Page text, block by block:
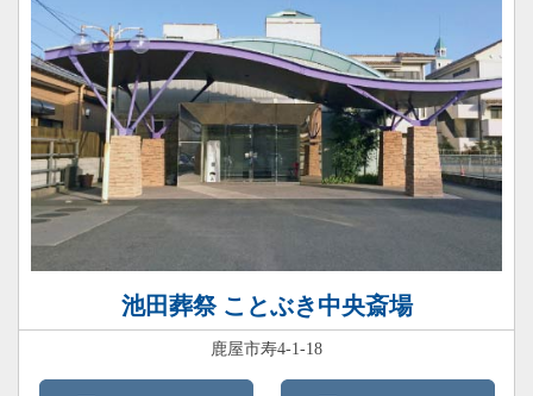
池田葬祭 ことぶき中央斎場
鹿屋市寿4-1-18